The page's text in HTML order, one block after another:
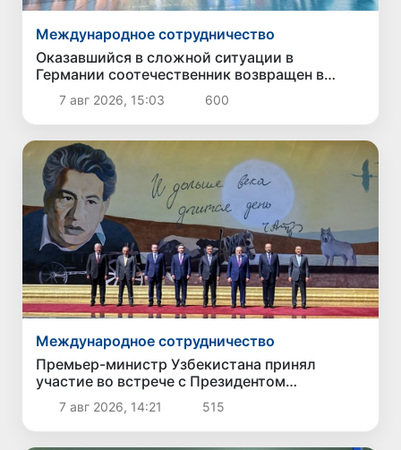
Международное сотрудничество
Оказавшийся в сложной ситуации в
Германии соотечественник возвращен в
Узбекистан
7 авг 2026, 15:03 600
Международное сотрудничество
Премьер-министр Узбекистана принял
участие во встрече с Президентом
Кыргызстана в рамках мероприятий ЕАЭС
7 авг 2026, 14:21 515